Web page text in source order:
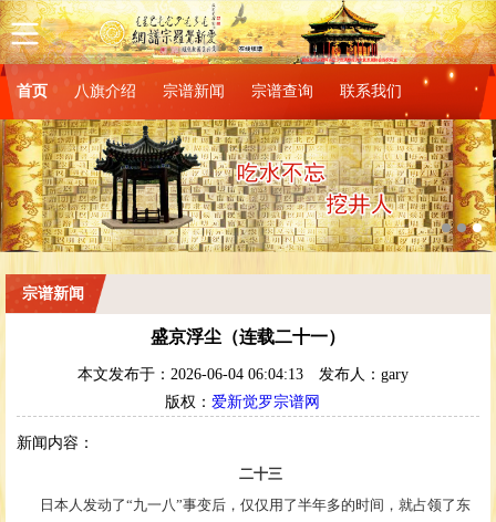
首页 八旗介绍 宗谱新闻 宗谱查询 联系我们
宗谱新闻
盛京浮尘（连载二十一）
本文发布于：2026-06-04 06:04:13
发布人：gary
版权： 爱新觉罗宗谱网
新闻内容：
二十三
日本人发动了“九一八”事变后，仅仅用了半年多的时间，就占领了东